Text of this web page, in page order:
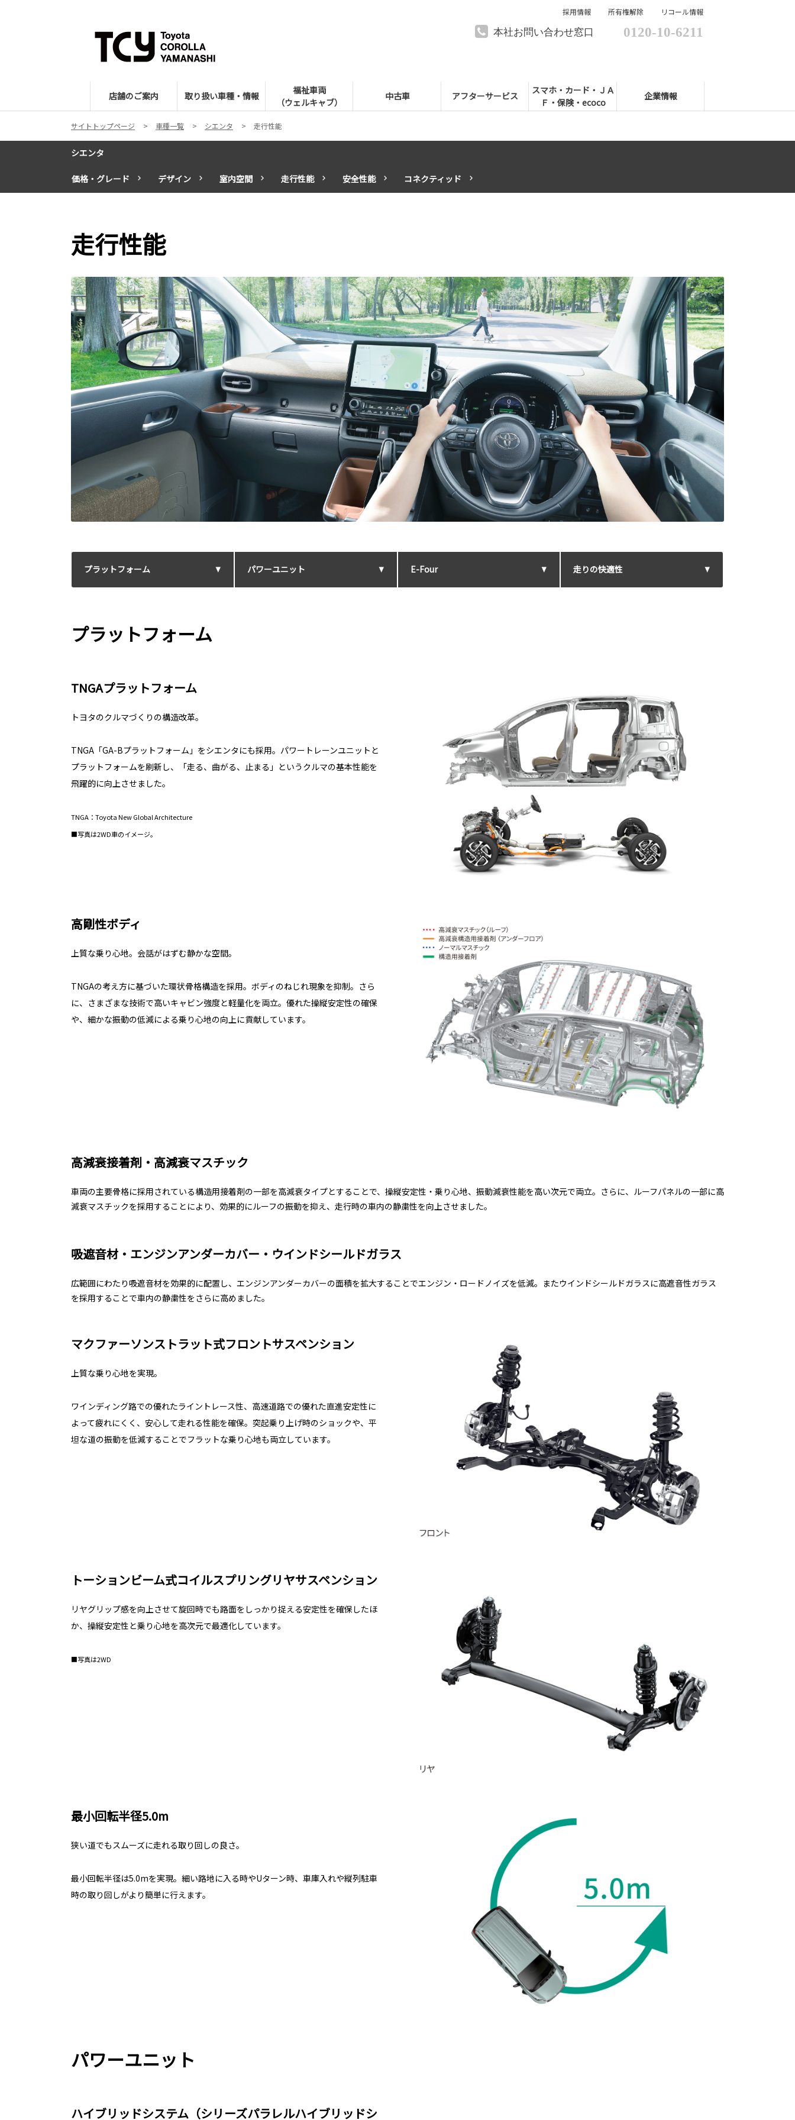
本社お問い合わせ窓口 0120-10-6211
店舗のご案内 取り扱い車種・情報
福祉車両
（ウェルキャブ）
中古車 アフターサービス
スマホ・カード・ＪＡ
Ｆ・保険・ecoco
企業情報
採用情報 所有権解除 リコール情報
サイトトップページ 車種一覧 シエンタ 走行性能
シエンタ
価格・グレード デザイン 室内空間 走行性能 安全性能 コネクティッド
走行性能
プラットフォーム パワーユニット E-Four 走りの快適性
プラットフォーム
TNGAプラットフォーム
トヨタのクルマづくりの構造改革。
TNGA「GA-Bプラットフォーム」をシエンタにも採用。パワートレーンユニットと
プラットフォームを刷新し、「走る、曲がる、止まる」というクルマの基本性能を
飛躍的に向上させました。
TNGA：Toyota New Global Architecture
■写真は2WD車のイメージ。
高剛性ボディ
上質な乗り心地。会話がはずむ静かな空間。
TNGAの考え方に基づいた環状骨格構造を採用。ボディのねじれ現象を抑制。さら
に、さまざまな技術で高いキャビン強度と軽量化を両立。優れた操縦安定性の確保
や、細かな振動の低減による乗り心地の向上に貢献しています。
高減衰接着剤・高減衰マスチック
車両の主要骨格に採用されている構造用接着剤の一部を高減衰タイプとすることで、操縦安定性・乗り心地、振動減衰性能を高い次元で両立。さらに、ルーフパネルの一部に高
減衰マスチックを採用することにより、効果的にルーフの振動を抑え、走行時の車内の静粛性を向上させました。
吸遮音材・エンジンアンダーカバー・ウインドシールドガラス
広範囲にわたり吸遮音材を効果的に配置し、エンジンアンダーカバーの面積を拡大することでエンジン・ロードノイズを低減。またウインドシールドガラスに高遮音性ガラス
を採用することで車内の静粛性をさらに高めました。
マクファーソンストラット式フロントサスペンション
上質な乗り心地を実現。
ワインディング路での優れたライントレース性、高速道路での優れた直進安定性に
よって疲れにくく、安心して走れる性能を確保。突起乗り上げ時のショックや、平
坦な道の振動を低減することでフラットな乗り心地も両立しています。
トーションビーム式コイルスプリングリヤサスペンション
リヤグリップ感を向上させて旋回時でも路面をしっかり捉える安定性を確保したほ
か、操縦安定性と乗り心地を高次元で最適化しています。
■写真は2WD
最小回転半径5.0m
狭い道でもスムーズに走れる取り回しの良さ。
最小回転半径は5.0mを実現。細い路地に入る時やUターン時、車庫入れや縦列駐車
時の取り回しがより簡単に行えます。
パワーユニット
ハイブリッドシステム（シリーズパラレルハイブリッドシ